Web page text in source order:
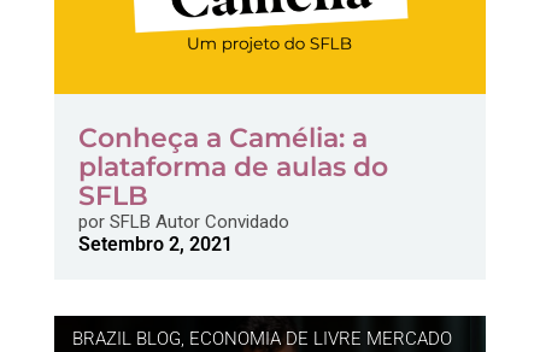
Conheça a Camélia: a
plataforma de aulas do
SFLB
porSFLB Autor Convidado
Setembro 2, 2021
BRAZIL BLOG, ECONOMIA DE LIVRE MERCADO